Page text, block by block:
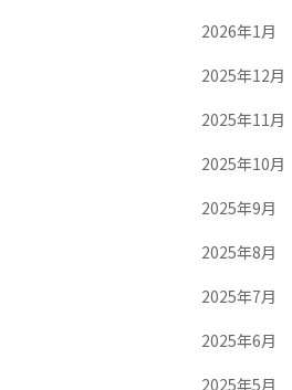
2026年1月
2025年12月
2025年11月
2025年10月
2025年9月
2025年8月
2025年7月
2025年6月
2025年5月